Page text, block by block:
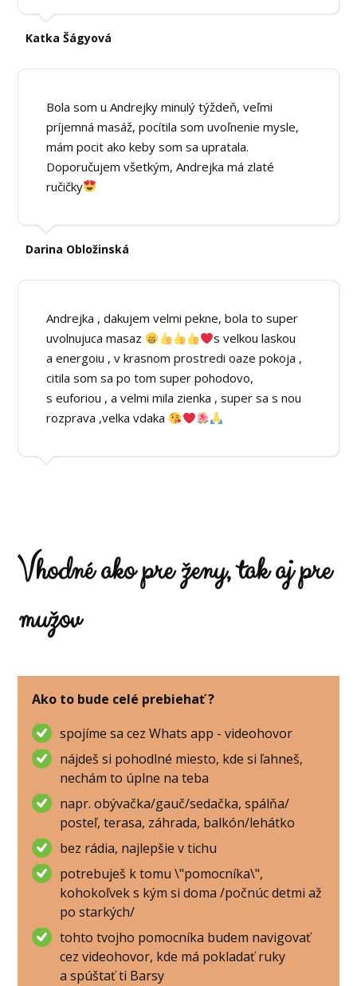
Katka Šágyová
Bola som u Andrejky minulý týždeň, veľmi
príjemná masáž, pocítila som uvoľnenie mysle,
mám pocit ako keby som sa upratala.
Doporučujem všetkým, Andrejka má zlaté
ručičky
Darina Obložinská
Andrejka , dakujem velmi pekne, bola to super
uvolnujuca masaz
s velkou laskou
a energoiu , v krasnom prostredi oaze pokoja ,
citila som sa po tom super pohodovo,
s euforiou , a velmi mila zienka , super sa s nou
rozprava ,velka vdaka
Vhodné ako pre ženy, tak aj pre
mužov
Ako to bude celé prebiehať ?
spojíme sa cez Whats app - videohovor
nájdeš si pohodlné miesto, kde si ľahneš,
nechám to úplne na teba
napr. obývačka/gauč/sedačka, spálňa/
posteľ, terasa, záhrada, balkón/lehátko
bez rádia, najlepšie v tichu
potrebuješ k tomu \"pomocníka\",
kohokoľvek s kým si doma /počnúc detmi až
po starkých/
tohto tvojho pomocníka budem navigovať
cez videohovor, kde má pokladať ruky
a spúštať ti Barsy